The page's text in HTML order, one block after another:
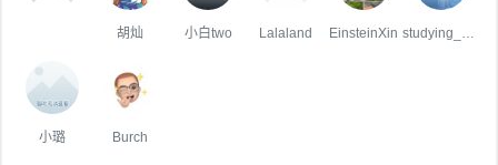
胡灿 小白two Lalaland EinsteinXin
小璐 Burch